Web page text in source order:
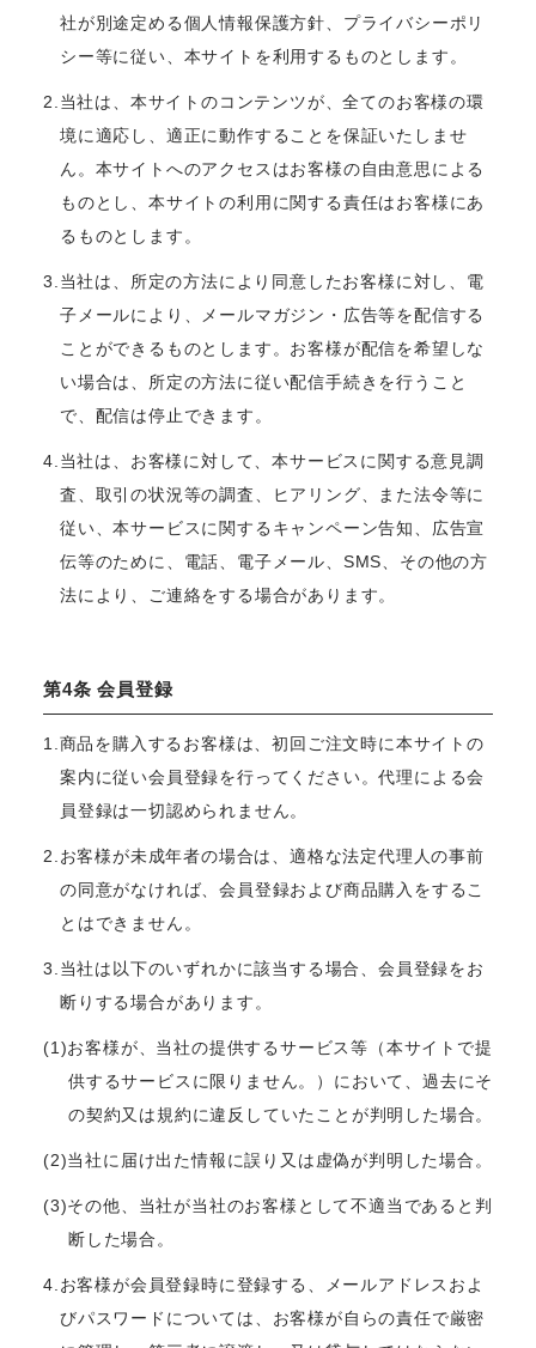
社が別途定める個人情報保護方針、プライバシーポリ
シー等に従い、本サイトを利用するものとします。
2.当社は、本サイトのコンテンツが、全てのお客様の環
境に適応し、適正に動作することを保証いたしませ
ん。本サイトへのアクセスはお客様の自由意思による
ものとし、本サイトの利用に関する責任はお客様にあ
るものとします。
3.当社は、所定の方法により同意したお客様に対し、電
子メールにより、メールマガジン・広告等を配信する
ことができるものとします。お客様が配信を希望しな
い場合は、所定の方法に従い配信手続きを行うこと
で、配信は停止できます。
4.当社は、お客様に対して、本サービスに関する意見調
査、取引の状況等の調査、ヒアリング、また法令等に
従い、本サービスに関するキャンペーン告知、広告宣
伝等のために、電話、電子メール、SMS、その他の方
法により、ご連絡をする場合があります。
第4条 会員登録
1.商品を購入するお客様は、初回ご注文時に本サイトの
案内に従い会員登録を行ってください。代理による会
員登録は一切認められません。
2.お客様が未成年者の場合は、適格な法定代理人の事前
の同意がなければ、会員登録および商品購入をするこ
とはできません。
3.当社は以下のいずれかに該当する場合、会員登録をお
断りする場合があります。
(1)お客様が、当社の提供するサービス等（本サイトで提
供するサービスに限りません。）において、過去にそ
の契約又は規約に違反していたことが判明した場合。
(2)当社に届け出た情報に誤り又は虚偽が判明した場合。
(3)その他、当社が当社のお客様として不適当であると判
断した場合。
4.お客様が会員登録時に登録する、メールアドレスおよ
びパスワードについては、お客様が自らの責任で厳密